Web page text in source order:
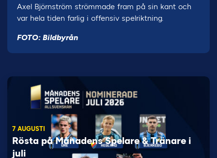
Axel Björnström strömmade fram på sin kant och
var hela tiden farlig i offensiv spelriktning.
FOTO: Bildbyrån
7 AUGUSTI
Rösta på Månadens Spelare & Tränare i
juli